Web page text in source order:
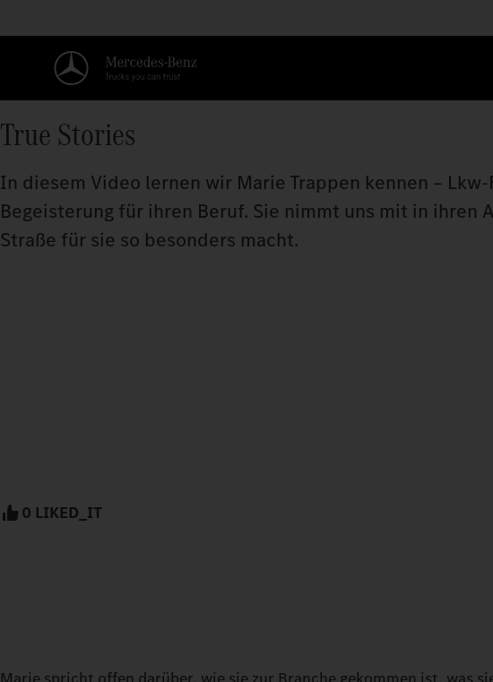
True Stories
In diesem Video lernen wir Marie Trappen kennen –
Begeisterung für ihren Beruf. Sie nimmt uns mit in ihren
Straße für sie so besonders macht.
0 LIKED_IT